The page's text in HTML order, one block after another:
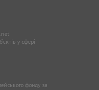
у сфері
фонду за